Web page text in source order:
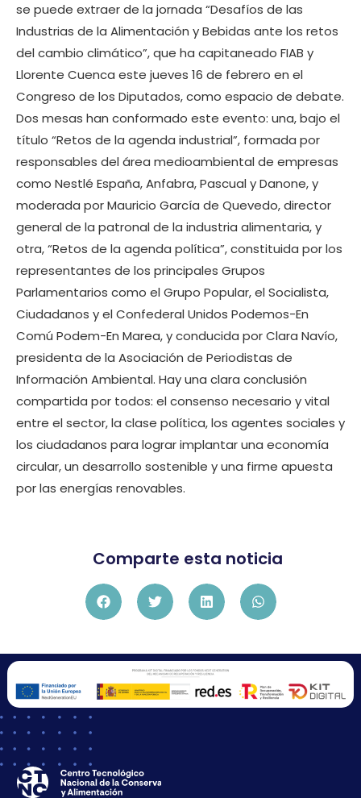
se puede extraer de la jornada “Desafíos de las
Industrias de la Alimentación y Bebidas ante los retos
del cambio climático”, que ha capitaneado FIAB y
Llorente Cuenca este jueves 16 de febrero en el
Congreso de los Diputados, como espacio de debate.
Dos mesas han conformado este evento: una, bajo el
título “Retos de la agenda industrial”, formada por
responsables del área medioambiental de empresas
como Nestlé España, Anfabra, Pascual y Danone, y
moderada por Mauricio García de Quevedo, director
general de la patronal de la industria alimentaria, y
otra, “Retos de la agenda política”, constituida por los
representantes de los principales Grupos
Parlamentarios como el Grupo Popular, el Socialista,
Ciudadanos y el Confederal Unidos Podemos-En
Comú Podem-En Marea, y conducida por Clara Navío,
presidenta de la Asociación de Periodistas de
Información Ambiental. Hay una clara conclusión
compartida por todos: el consenso necesario y vital
entre el sector, la clase política, los agentes sociales y
los ciudadanos para lograr implantar una economía
circular, un desarrollo sostenible y una firme apuesta
por las energías renovables.
Comparte esta noticia